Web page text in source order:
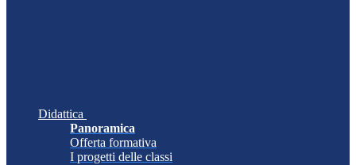
Didattica
Panoramica
Offerta formativa
I progetti delle classi